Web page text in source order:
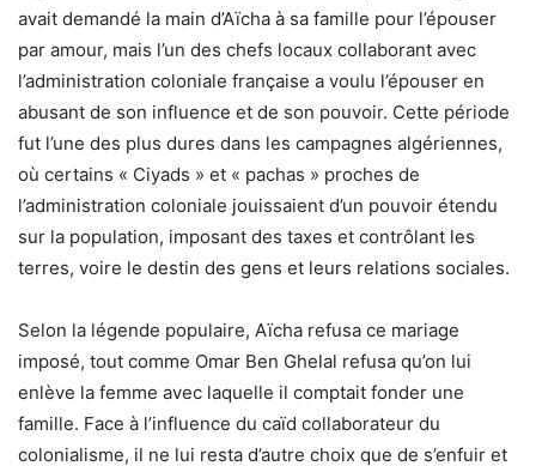
avait demandé la main d’Aïcha à sa famille pour l’épouser
par amour, mais l’un des chefs locaux collaborant avec
l’administration coloniale française a voulu l’épouser en
abusant de son influence et de son pouvoir. Cette période
fut l’une des plus dures dans les campagnes algériennes,
où certains « Ciyads » et « pachas » proches de
l’administration coloniale jouissaient d’un pouvoir étendu
sur la population, imposant des taxes et contrôlant les
terres, voire le destin des gens et leurs relations sociales.
Selon la légende populaire, Aïcha refusa ce mariage
imposé, tout comme Omar Ben Ghelal refusa qu’on lui
enlève la femme avec laquelle il comptait fonder une
famille. Face à l’influence du caïd collaborateur du
colonialisme, il ne lui resta d’autre choix que de s’enfuir et